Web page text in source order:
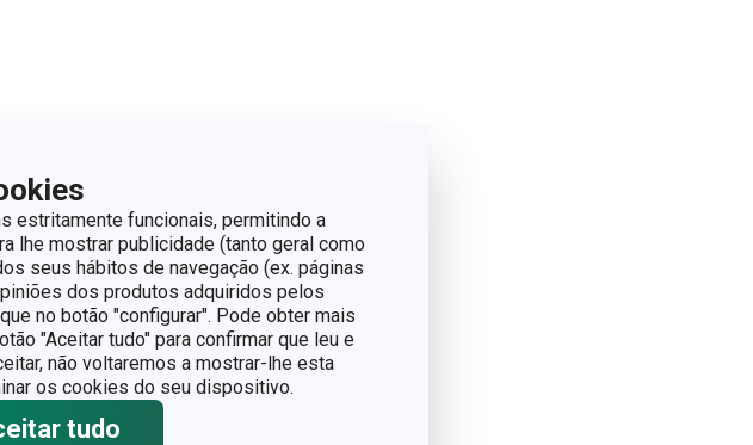
estritamente funcionais, permitindo a
lhe mostrar publicidade (tanto geral como
seus hábitos de navegação (ex. páginas
dos produtos adquiridos pelos
no botão "configurar". Pode obter mais
"Aceitar tudo" para confirmar que leu e
não voltaremos a mostrar-lhe esta
os cookies do seu dispositivo.
tudo
o açúcar se dissolver. Deixe a mistura repousar e
suave, misturar até obter creme. Deixar a
TESCOMA DELLA CASA.